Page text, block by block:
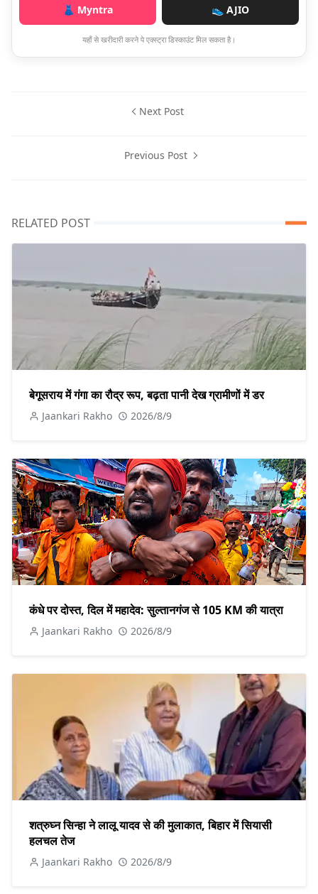
👗 Myntra 👟 AJIO
यहाँ से खरीदारी करने पे एक्स्ट्रा डिस्काउंट मिल सकता है।
Next Post
Previous Post
RELATED POST
बेगूसराय में गंगा का रौद्र रूप, बढ़ता पानी देख ग्रामीणों में डर
Jaankari Rakho 2026/8/9
कंधे पर दोस्त, दिल में महादेव: सुल्तानगंज से 105 KM की यात्रा
Jaankari Rakho 2026/8/9
शत्रुघ्न सिन्हा ने लालू यादव से की मुलाकात, बिहार में सियासी
हलचल तेज
Jaankari Rakho 2026/8/9